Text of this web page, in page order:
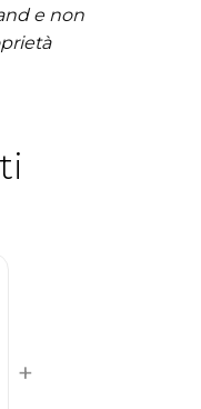
e non
+